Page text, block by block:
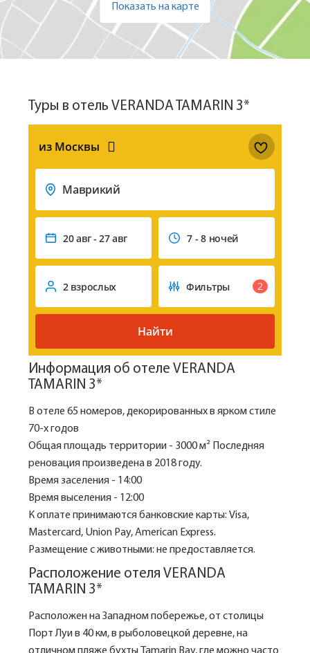
Показать на карте
Туры в отель VERANDA TAMARIN 3*
из Москвы
Маврикий
20 авг - 27 авг 7 - 8 ночей
2 взрослых Фильтры 2
Найти
Информация об отеле VERANDA
TAMARIN 3*
В отеле 65 номеров, декорированных в ярком стиле
70-х годов
Общая площадь территории - 3000 м² Последняя
реновация произведена в 2018 году.
Время заселения - 14:00
Время выселения - 12:00
К оплате принимаются банковские карты: Visa,
Mastercard, Union Pay, American Express.
Размещение с животными: не предоставляется.
Расположение отеля VERANDA
TAMARIN 3*
Расположен на Западном побережье, от столицы
Порт Луи в 40 км, в рыболовецкой деревне, на